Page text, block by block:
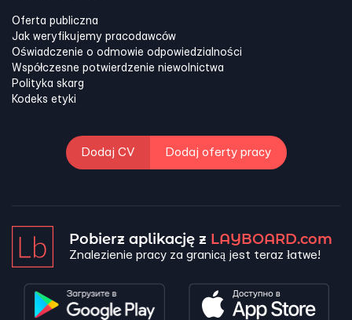
Oferta publiczna
Jak weryfikujemy pracodawców
Oświadczenie o odmowie odpowiedzialności
Współczesne potwierdzenie niewolnictwa
Polityka skarg
Kodeks etyki
Dodaj CV Dodaj oferty pracy
Pobierz aplikację z LAYBOARD.com
Znalezienie pracy za granicą jest teraz łatwe!